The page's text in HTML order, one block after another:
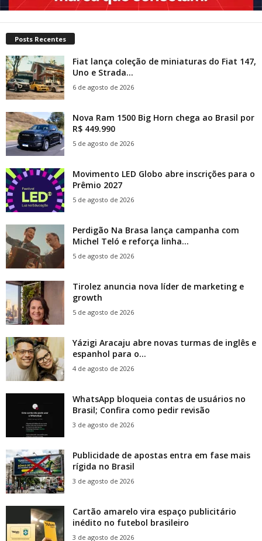
Posts Recentes
Fiat lança coleção de miniaturas do Fiat 147,
Uno e Strada...
6 de agosto de 2026
Nova Ram 1500 Big Horn chega ao Brasil por
R$ 449.990
5 de agosto de 2026
Movimento LED Globo abre inscrições para o
Prêmio 2027
5 de agosto de 2026
Perdigão Na Brasa lança campanha com
Michel Teló e reforça linha...
5 de agosto de 2026
Tirolez anuncia nova líder de marketing e
growth
5 de agosto de 2026
Yázigi Aracaju abre novas turmas de inglês e
espanhol para o...
4 de agosto de 2026
WhatsApp bloqueia contas de usuários no
Brasil; Confira como pedir revisão
3 de agosto de 2026
Publicidade de apostas entra em fase mais
rígida no Brasil
3 de agosto de 2026
Cartão amarelo vira espaço publicitário
inédito no futebol brasileiro
3 de agosto de 2026